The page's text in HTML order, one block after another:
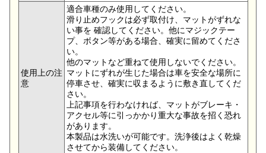
使用上の注
意
適合車種のみ使用してください。
滑り止めフックは必ず取付け、マットがずれな
い事を 確認してください。他にマジックテー
プ、ボタン等がある場合、確実に留めてくださ
い。
他のマットなど重ねて使用しないでください。
マットにずれが生じた場合は車を安全な場所に
停車させ、確実に収まるように敷き直してくだ
さい。
上記事項を行わなければ、マットがブレーキ・
アクセル等に引っかかり重大な事故を招く恐れ
があります。
本製品は水洗いが可能です。洗浄後はよく乾燥
させてから装備してください。